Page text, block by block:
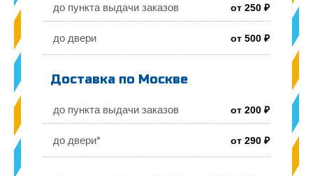
до пункта выдачи заказов от 250 ₽
до двери от 500 ₽
Доставка по Москве
до пункта выдачи заказов от 200 ₽
до двери* от 290 ₽